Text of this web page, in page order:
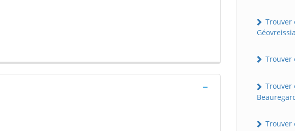
Trouver
Trouver
Trouver
Trouver